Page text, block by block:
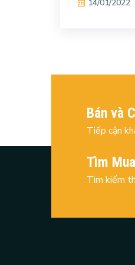
14/01/2022
Bán và
Tiếp cận
Tìm
Tìm kiếm